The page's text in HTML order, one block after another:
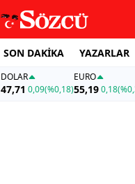
SON DAKİKA YAZARLAR
DOLAR
47,71 0,09(%0,18)
EURO
55,19 0,18